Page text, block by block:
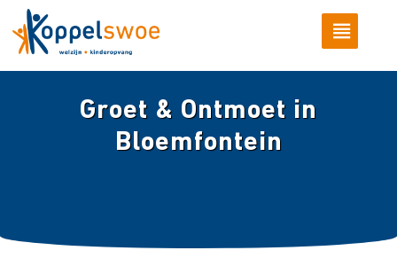
Groet & Ontmoet in
Bloemfontein